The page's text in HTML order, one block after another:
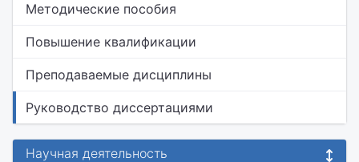
Методические пособия
Повышение квалификации
Преподаваемые дисциплины
Руководство диссертациями
Научная деятельность